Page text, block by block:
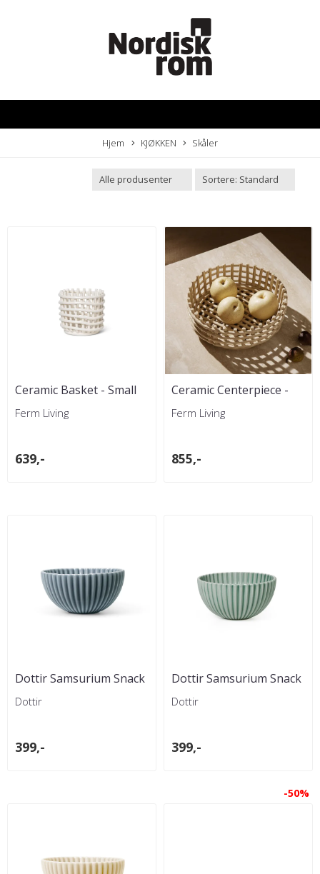
Hjem KJØKKEN Skåler
Ceramic Basket - Small
Off -white
Ferm Living
639,-
Ceramic Centerpiece -
Cashmere
Ferm Living
855,-
Dottir Samsurium Snack
Bowl Blå
Dottir
399,-
Dottir Samsurium Snack
Bowl Grønn
Dottir
399,-
-50%